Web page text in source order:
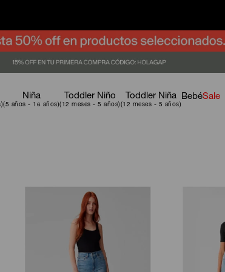
Niña Toddler Niño Toddler Niña BebéSale